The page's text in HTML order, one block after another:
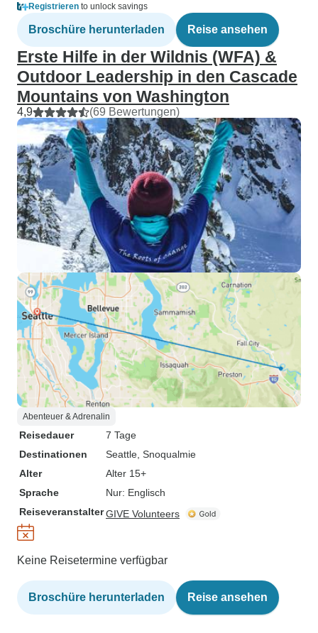
Registrieren to unlock savings
Broschüre herunterladen Reise ansehen
Erste Hilfe in der Wildnis (WFA) &
Outdoor Leadership in den Cascade
Mountains von Washington
4,9 (69 Bewertungen)
Abenteuer & Adrenalin
Reisedauer
7 Tage
Destinationen
Seattle , Snoqualmie
Alter
Alter 15+
Sprache
Nur: Englisch
ReiseveranstalterGIVE Volunteers
Keine Reisetermine verfügbar
Broschüre herunterladen Reise ansehen